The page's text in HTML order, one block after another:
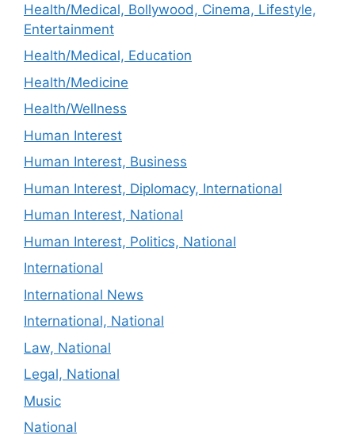
Health/Medical, Bollywood, Cinema, Lifestyle,
Entertainment
Health/Medical, Education
Health/Medicine
Health/Wellness
Human Interest
Human Interest, Business
Human Interest, Diplomacy, International
Human Interest, National
Human Interest, Politics, National
International
International News
International, National
Law, National
Legal, National
Music
National